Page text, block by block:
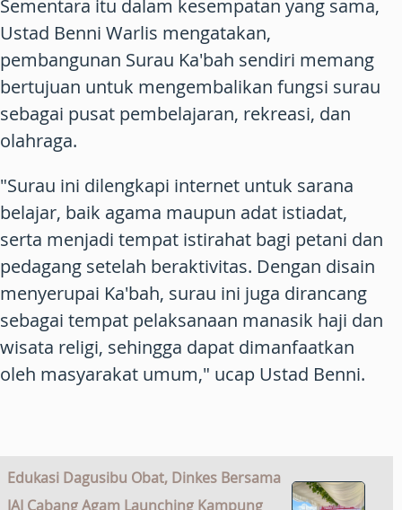
Sementara itu dalam kesempatan yang sama,
Ustad Benni Warlis mengatakan,
pembangunan Surau Ka'bah sendiri memang
bertujuan untuk mengembalikan fungsi surau
sebagai pusat pembelajaran, rekreasi, dan
olahraga.
"Surau ini dilengkapi internet untuk sarana
belajar, baik agama maupun adat istiadat,
serta menjadi tempat istirahat bagi petani dan
pedagang setelah beraktivitas. Dengan disain
menyerupai Ka'bah, surau ini juga dirancang
sebagai tempat pelaksanaan manasik haji dan
wisata religi, sehingga dapat dimanfaatkan
oleh masyarakat umum," ucap Ustad Benni.
Edukasi Dagusibu Obat, Dinkes Bersama
IAI Cabang Agam Launching Kampung